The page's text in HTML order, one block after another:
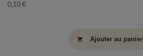
0,10 €
shopping_cart Ajouter au panier